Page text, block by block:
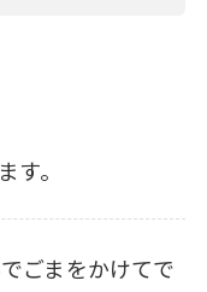
す。
ごまをかけてで